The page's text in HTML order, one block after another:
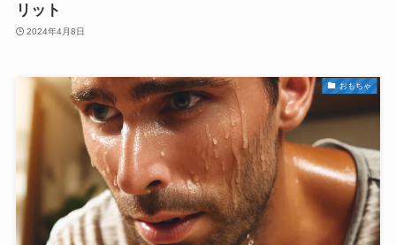
リット
2024年4月8日
おもちゃ